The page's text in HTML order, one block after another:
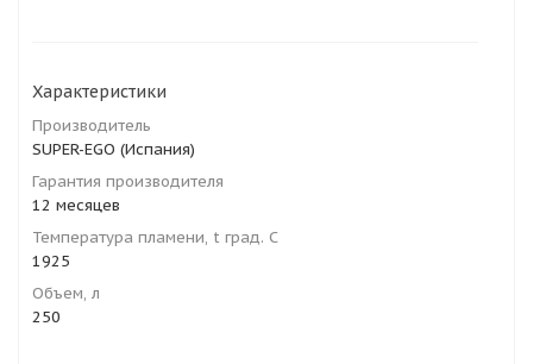
Характеристики
Производитель
SUPER-EGO (Испания)
Гарантия производителя
12 месяцев
Температура пламени, t град. С
1925
Объем, л
250